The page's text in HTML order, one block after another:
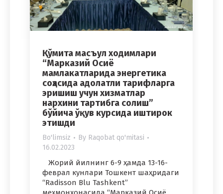
Қўмита масъул ходимлари
“Марказий Осиё
мамлакатларида энергетика
соҳасида адолатли тарифларга
эришиш учун хизматлар
нархини тартибга солиш”
бўйича ўқув курсида иштирок
этишди
Bo'limsiz By Raqobat qo'mitasi
16.02.2023
Жорий йилнинг 6-9 ҳамда 13-16-
феврал кунлари Тошкент шаҳридаги
“Radisson Blu Tashkent”